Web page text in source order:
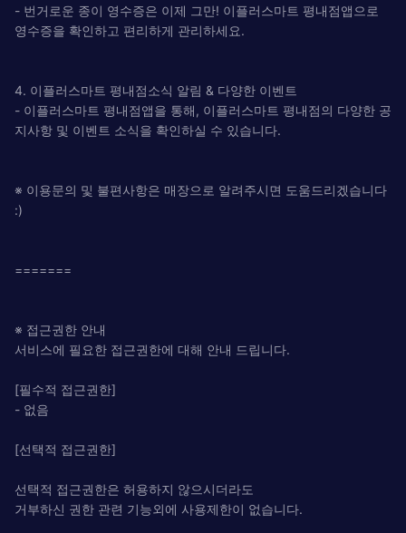
- 번거로운 종이 영수증은 이제 그만! 이플러스마트 평내점앱으로
영수증을 확인하고 편리하게 관리하세요.
4. 이플러스마트 평내점소식 알림 & 다양한 이벤트
- 이플러스마트 평내점앱을 통해, 이플러스마트 평내점의 다양한 공
지사항 및 이벤트 소식을 확인하실 수 있습니다.
※ 이용문의 및 불편사항은 매장으로 알려주시면 도움드리겠습니다
:)
=======
※ 접근권한 안내
서비스에 필요한 접근권한에 대해 안내 드립니다.
[필수적 접근권한]
- 없음
[선택적 접근권한]
선택적 접근권한은 허용하지 않으시더라도
거부하신 권한 관련 기능외에 사용제한이 없습니다.